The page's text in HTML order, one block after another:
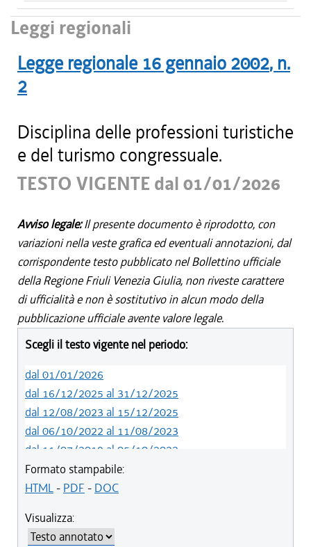
Leggi regionali
Legge regionale 16 gennaio 2002, n.
2
Disciplina delle professioni turistiche
e del turismo congressuale.
TESTO VIGENTE dal 01/01/2026
Avviso legale:Il presente documento è riprodotto, con
variazioni nella veste grafica ed eventuali annotazioni, dal
corrispondente testo pubblicato nel Bollettino ufficiale
della Regione Friuli Venezia Giulia, non riveste carattere
di ufficialità e non è sostitutivo in alcun modo della
pubblicazione ufficiale avente valore legale.
Scegli il testo vigente nel periodo:
dal 01/01/2026
dal 16/12/2025 al 31/12/2025
dal 12/08/2023 al 15/12/2025
dal 06/10/2022 al 11/08/2023
dal 11/07/2019 al 05/10/2022
dal 01/05/2019 al 10/07/2019
dal 12/04/2018 al 30/04/2019
dal 01/01/2018 al 28/03/2018
dal 09/11/2017 al 31/12/2017
Formato stampabile:
HTML- PDF - DOC
Visualizza: